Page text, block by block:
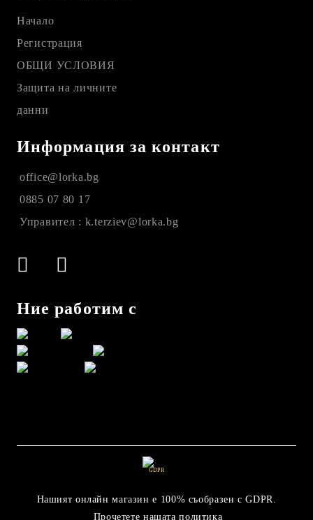
Начало
Регистрация
ОБЩИ УСЛОВИЯ
Защита на личните
данни
Информация за контакт
office@lorka.bg
0885 07 80 17
Управител : k.terziev@lorka.bg
Ние работим с
GDPR
Нашият онлайн магазин е 100% съобразен с GDPR.
Прочетете нашата политика